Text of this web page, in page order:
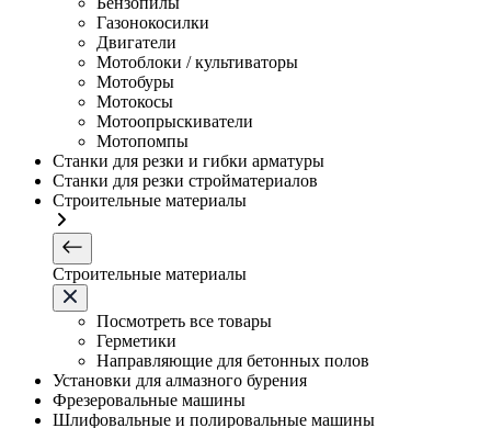
Газонокосилки
Двигатели
Мотоблоки / культиваторы
Мотобуры
Мотокосы
Мотоопрыскиватели
Мотопомпы
Станки для резки и гибки арматуры
Станки для резки стройматериалов
Строительные материалы
Строительные материалы
Посмотреть все товары
Герметики
Направляющие для бетонных полов
Установки для алмазного бурения
Фрезеровальные машины
Шлифовальные и полировальные машины